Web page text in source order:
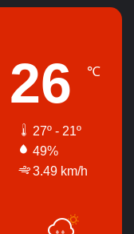
26 ℃
27º - 21º
49%
3.49 km/h